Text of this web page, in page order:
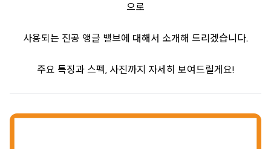
으로
사용되는 진공 앵글 밸브에 대해서 소개해 드리겠습니다.
주요 특징과 스펙, 사진까지 자세히 보여드릴게요!